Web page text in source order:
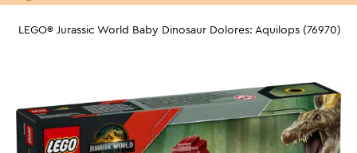
LEGO® Jurassic World Baby Dinosaur Dolores: Aquilops (76970)